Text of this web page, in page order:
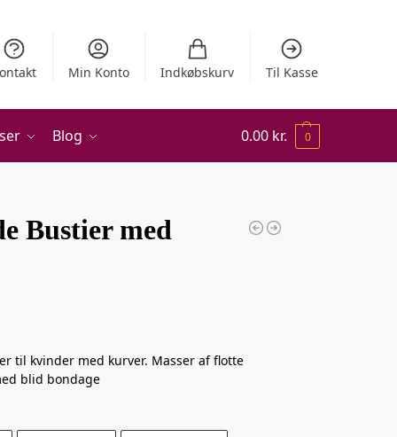
Min Konto Indkøbskurv Til Kasse
Blog 0.00 kr. 0
Bustier med
til kvinder med kurver. Masser af flotte
blid bondage